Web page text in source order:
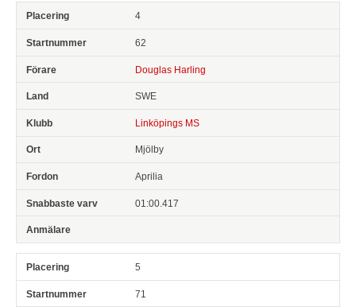
4
62
Douglas Harling
SWE
Linköpings MS
Mjölby
Aprilia
01:00.417
5
71